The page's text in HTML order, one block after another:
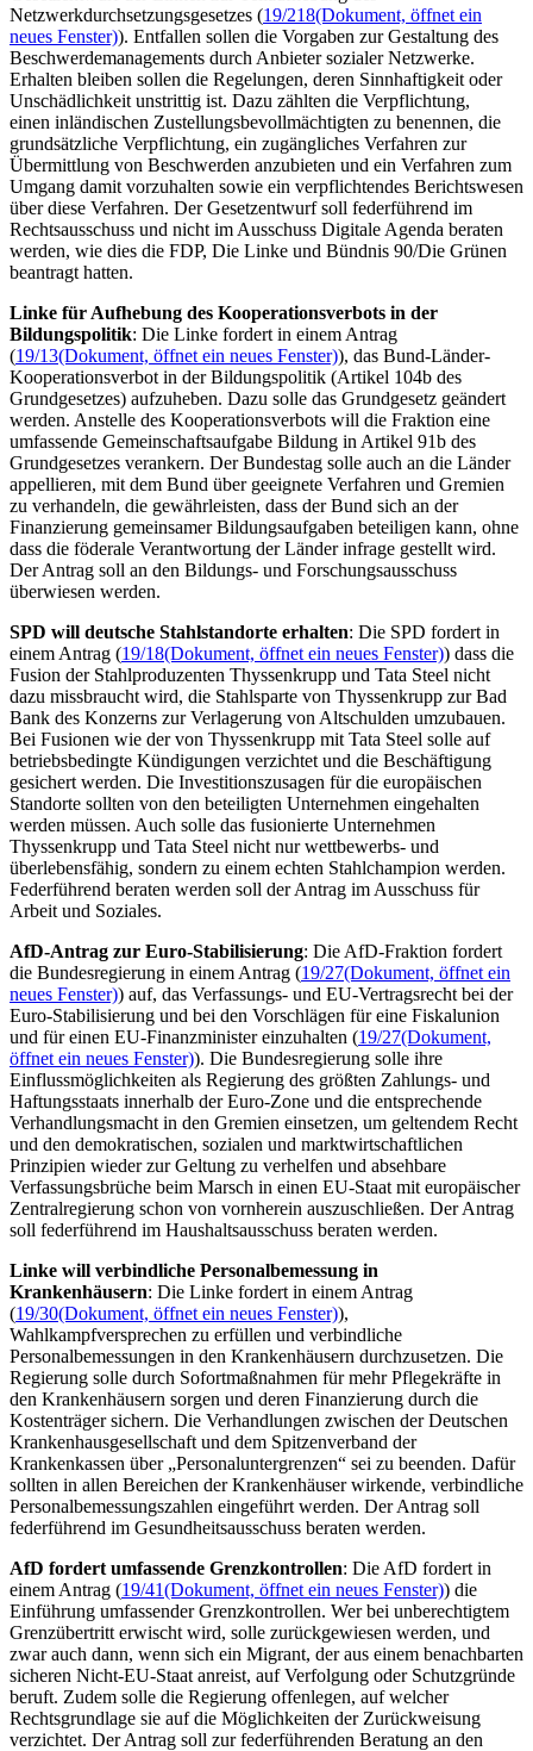
Netzwerkdurchsetzungsgesetzes (19/218(Dokument, öffnet ein
neues Fenster)). Entfallen sollen die Vorgaben zur Gestaltung des
Beschwerdemanagements durch Anbieter sozialer Netzwerke.
Erhalten bleiben sollen die Regelungen, deren Sinnhaftigkeit oder
Unschädlichkeit unstrittig ist. Dazu zählten die Verpflichtung,
einen inländischen Zustellungsbevollmächtigten zu benennen, die
grundsätzliche Verpflichtung, ein zugängliches Verfahren zur
Übermittlung von Beschwerden anzubieten und ein Verfahren zum
Umgang damit vorzuhalten sowie ein verpflichtendes Berichtswesen
über diese Verfahren. Der Gesetzentwurf soll federführend im
Rechtsausschuss und nicht im Ausschuss Digitale Agenda beraten
werden, wie dies die FDP, Die Linke und Bündnis 90/Die Grünen
beantragt hatten.
Linke für Aufhebung des Kooperationsverbots in der
Bildungspolitik: Die Linke fordert in einem Antrag
(19/13(Dokument, öffnet ein neues Fenster)), das Bund-Länder-
Kooperationsverbot in der Bildungspolitik (Artikel 104b des
Grundgesetzes) aufzuheben. Dazu solle das Grundgesetz geändert
werden. Anstelle des Kooperationsverbots will die Fraktion eine
umfassende Gemeinschaftsaufgabe Bildung in Artikel 91b des
Grundgesetzes verankern. Der Bundestag solle auch an die Länder
appellieren, mit dem Bund über geeignete Verfahren und Gremien
zu verhandeln, die gewährleisten, dass der Bund sich an der
Finanzierung gemeinsamer Bildungsaufgaben beteiligen kann, ohne
dass die föderale Verantwortung der Länder infrage gestellt wird.
Der Antrag soll an den Bildungs- und Forschungsausschuss
überwiesen werden.
SPD will deutsche Stahlstandorte erhalten: Die SPD fordert in
einem Antrag (19/18(Dokument, öffnet ein neues Fenster)) dass die
Fusion der Stahlproduzenten Thyssenkrupp und Tata Steel nicht
dazu missbraucht wird, die Stahlsparte von Thyssenkrupp zurBad
Bank des Konzerns zur Verlagerung von Altschulden umzubauen.
Bei Fusionen wie der von Thyssenkrupp mit Tata Steel solle auf
betriebsbedingte Kündigungen verzichtet und die Beschäftigung
gesichert werden. Die Investitionszusagen für die europäischen
Standorte sollten von den beteiligten Unternehmen eingehalten
werden müssen. Auch solle das fusionierte Unternehmen
Thyssenkrupp und Tata Steel nicht nur wettbewerbs- und
überlebensfähig, sondern zu einem echten Stahlchampion werden.
Federführend beraten werden soll der Antrag im Ausschuss für
Arbeit und Soziales.
AfD-Antrag zur Euro-Stabilisierung: Die AfD-Fraktion fordert
die Bundesregierung in einem Antrag (19/27(Dokument, öffnet ein
neues Fenster)) auf, das Verfassungs- und EU-Vertragsrecht bei der
Euro-Stabilisierung und bei den Vorschlägen für eine Fiskalunion
und für einen EU-Finanzminister einzuhalten (19/27(Dokument,
öffnet ein neues Fenster)). Die Bundesregierung solle ihre
Einflussmöglichkeiten als Regierung des größten Zahlungs- und
Haftungsstaats innerhalb der Euro-Zone und die entsprechende
Verhandlungsmacht in den Gremien einsetzen, um geltendem Recht
und den demokratischen, sozialen und marktwirtschaftlichen
Prinzipien wieder zur Geltung zu verhelfen und absehbare
Verfassungsbrüche beim Marsch in einen EU-Staat mit europäischer
Zentralregierung schon von vornherein auszuschließen. Der Antrag
soll federführend im Haushaltsausschuss beraten werden.
Linke will verbindliche Personalbemessung in
Krankenhäusern: Die Linke fordert in einem Antrag
(19/30(Dokument, öffnet ein neues Fenster)),
Wahlkampfversprechen zu erfüllen und verbindliche
Personalbemessungen in den Krankenhäusern durchzusetzen. Die
Regierung solle durch Sofortmaßnahmen für mehr Pflegekräfte in
den Krankenhäusern sorgen und deren Finanzierung durch die
Kostenträger sichern. Die Verhandlungen zwischen der Deutschen
Krankenhausgesellschaft und dem Spitzenverband der
Krankenkassen über „Personaluntergrenzen“ sei zu beenden. Dafür
sollten in allen Bereichen der Krankenhäuser wirkende, verbindliche
Personalbemessungszahlen eingeführt werden. Der Antrag soll
federführend im Gesundheitsausschuss beraten werden.
AfD fordert umfassende Grenzkontrollen: Die AfD fordert in
einem Antrag (19/41(Dokument, öffnet ein neues Fenster)) die
Einführung umfassender Grenzkontrollen. Wer bei unberechtigtem
Grenzübertritt erwischt wird, solle zurückgewiesen werden, und
zwar auch dann, wenn sich ein Migrant, der aus einem benachbarten
sicheren Nicht-EU-Staat anreist, auf Verfolgung oder Schutzgründe
beruft. Zudem solle die Regierung offenlegen, auf welcher
Rechtsgrundlage sie auf die Möglichkeiten der Zurückweisung
verzichtet. Der Antrag soll zur federführenden Beratung an den